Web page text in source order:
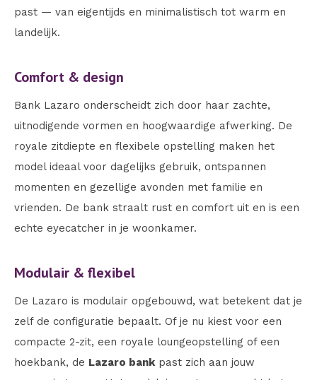
past — van eigentijds en minimalistisch tot warm en
landelijk.
Comfort & design
Bank Lazaro onderscheidt zich door haar zachte,
uitnodigende vormen en hoogwaardige afwerking. De
royale zitdiepte en flexibele opstelling maken het
model ideaal voor dagelijks gebruik, ontspannen
momenten en gezellige avonden met familie en
vrienden. De bank straalt rust en comfort uit en is een
echte eyecatcher in je woonkamer.
Modulair & flexibel
De Lazaro is modulair opgebouwd, wat betekent dat je
zelf de configuratie bepaalt. Of je nu kiest voor een
compacte 2-zit, een royale loungeopstelling of een
hoekbank, de Lazaro bankpast zich aan jouw